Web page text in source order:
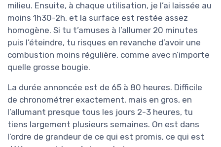
milieu. Ensuite, à chaque utilisation, je l’ai laissée au
moins 1h30-2h, et la surface est restée assez
homogène. Si tu t’amuses à l’allumer 20 minutes
puis l’éteindre, tu risques en revanche d’avoir une
combustion moins régulière, comme avec n’importe
quelle grosse bougie.
La durée annoncée est de 65 à 80 heures. Difficile
de chronométrer exactement, mais en gros, en
l’allumant presque tous les jours 2-3 heures, tu
tiens largement plusieurs semaines. On est dans
l’ordre de grandeur de ce qui est promis, ce qui est